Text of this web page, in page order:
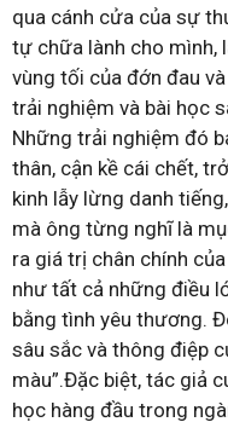
qua cánh cửa của sự
tự chữa lành cho mình,
vùng tối của đớn đau
trải nghiệm và bài học
Những trải nghiệm đó
thân, cận kề cái chết,
kinh lẫy lừng danh
mà ông từng nghĩ là
ra giá trị chân chính
như tất cả những điều
bằng tình yêu thương.
sâu sắc và thông điệp
màu”.Đặc biệt, tác giả
học hàng đầu trong